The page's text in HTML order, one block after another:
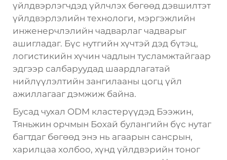
үйлдвэрлэгчдэд үйлчлэх бөгөөд дэвшилтэт
үйлдвэрлэлийн технологи, мэргэжлийн
инженерчлэлийн чадварлаг чадварыг
ашигладаг. Бүс нутгийн хүчтэй дэд бүтэц,
логистикийн хүчин чадлын тусламжтайгаар
эдгээр салбаруудад шаардлагатай
нийлүүлэлтийн зангилааны цогц үйл
ажиллагааг дэмжиж байна.
Бусад чухал ODM кластерүүдэд Бээжин,
Тяньжин орчмын Бохай булангийн бүс нутаг
багтдаг бөгөөд энэ нь агаарын сансрын,
харилцаа холбоо, хүнд үйлдвэрийн тоног